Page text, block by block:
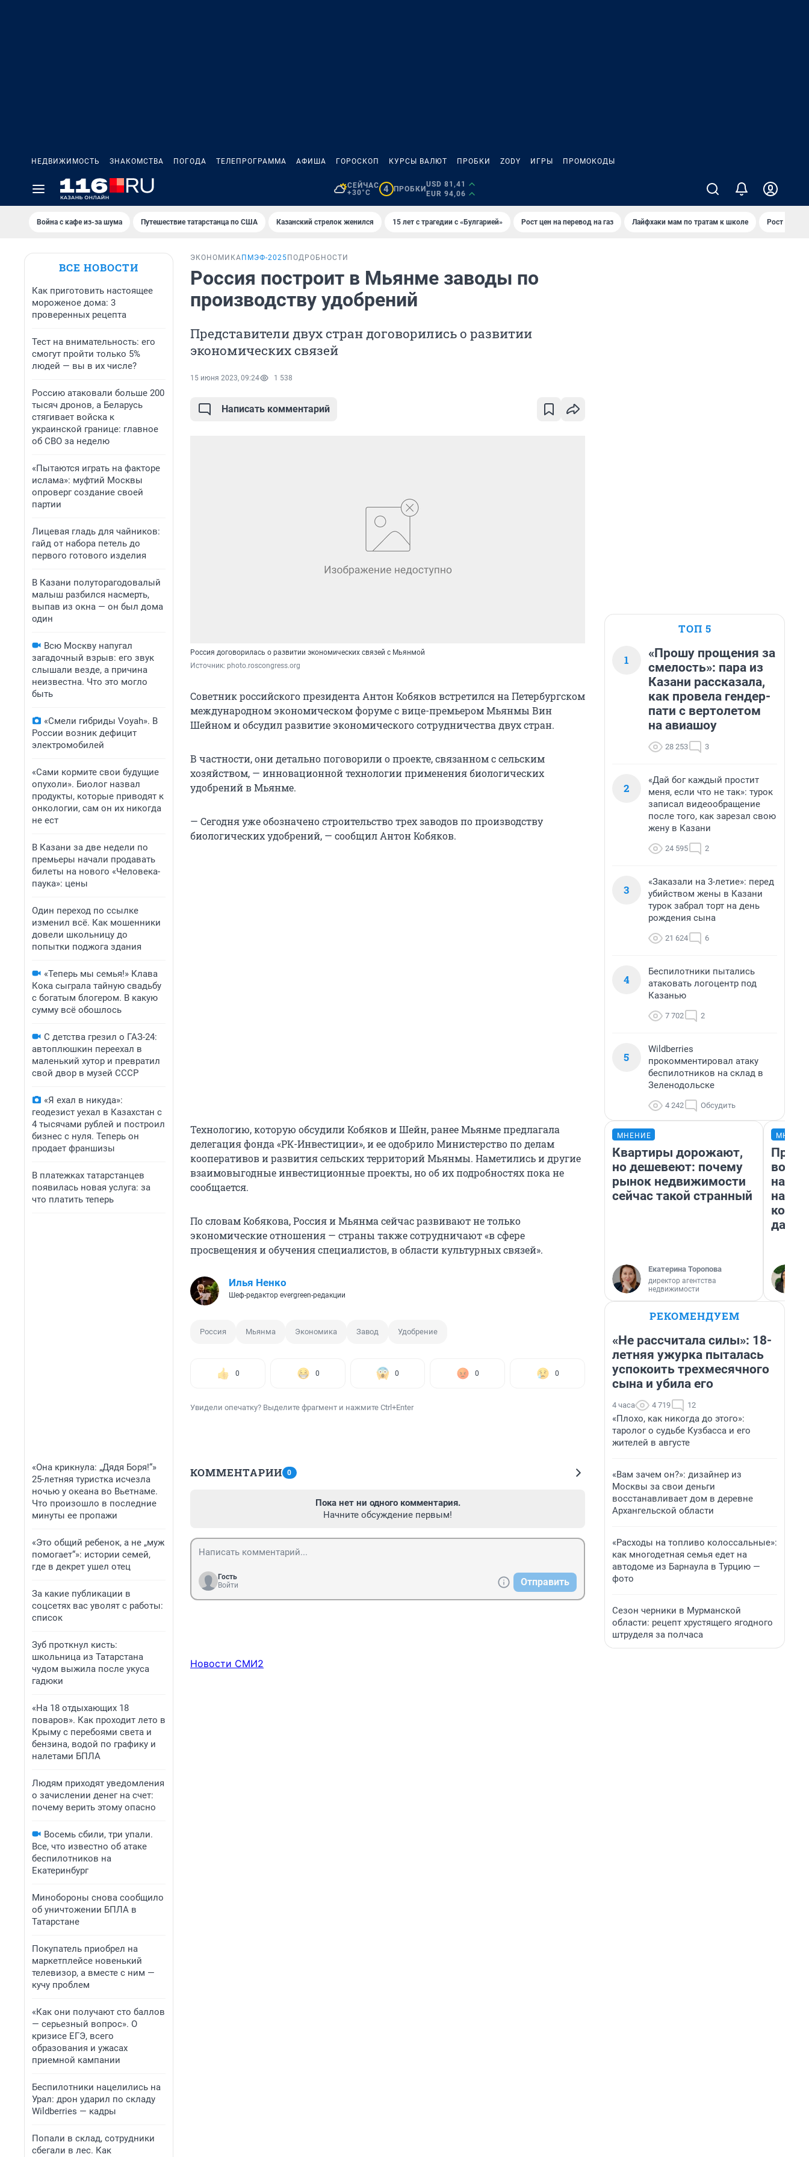
НЕДВИЖИМОСТЬ ЗНАКОМСТВА ПОГОДА ТЕЛЕПРОГРАММА АФИША ГОРОСКОП КУРСЫ ВАЛЮТ ПРОБКИ ZODY ИГРЫ ПРОМОКОДЫ
СЕЙЧАС
+30°C
4 ПРОБКИ
USD 81,41
EUR 94,06
Война с кафе из-за шума Путешествие татарстанца по США Казанский стрелок женился 15 лет с трагедии с «Булгарией» Рост цен на перевод на газ Лайфхаки мам по тратам к школе Рост цен на
ВСЕ НОВОСТИ
Как приготовить настоящее
мороженое дома: 3
проверенных рецепта
Тест на внимательность: его
смогут пройти только 5%
людей — вы в их числе?
Россию атаковали больше 200
тысяч дронов, а Беларусь
стягивает войска к
украинской границе: главное
об СВО за неделю
«Пытаются играть на факторе
ислама»: муфтий Москвы
опроверг создание своей
партии
Лицевая гладь для чайников:
гайд от набора петель до
первого готового изделия
В Казани полуторагодовалый
малыш разбился насмерть,
выпав из окна — он был дома
один
Всю Москву напугал
загадочный взрыв: его звук
слышали везде, а причина
неизвестна. Что это могло
быть
«Смели гибриды Voyah». В
России возник дефицит
электромобилей
«Сами кормите свои будущие
опухоли». Биолог назвал
продукты, которые приводят к
онкологии, сам он их никогда
не ест
В Казани за две недели по
премьеры начали продавать
билеты на нового «Человека-
паука»: цены
Один переход по ссылке
изменил всё. Как мошенники
довели школьницу до
попытки поджога здания
«Теперь мы семья!» Клава
Кока сыграла тайную свадьбу
с богатым блогером. В какую
сумму всё обошлось
С детства грезил о ГАЗ-24:
автоплюшкин переехал в
маленький хутор и превратил
свой двор в музей СССР
«Я ехал в никуда»:
геодезист уехал в Казахстан с
4 тысячами рублей и построил
бизнес с нуля. Теперь он
продает франшизы
В платежках татарстанцев
появилась новая услуга: за
что платить теперь
«Она крикнула: „Дядя Боря!“»
25-летняя туристка исчезла
ночью у океана во Вьетнаме.
Что произошло в последние
минуты ее пропажи
«Это общий ребенок, а не „муж
помогает“»: истории семей,
где в декрет ушел отец
За какие публикации в
соцсетях вас уволят с работы:
список
Зуб проткнул кисть:
школьница из Татарстана
чудом выжила после укуса
гадюки
«На 18 отдыхающих 18
поваров». Как проходит лето в
Крыму с перебоями света и
бензина, водой по графику и
налетами БПЛА
Людям приходят уведомления
о зачислении денег на счет:
почему верить этому опасно
Восемь сбили, три упали.
Все, что известно об атаке
беспилотников на
Екатеринбург
Минобороны снова сообщило
об уничтожении БПЛА в
Татарстане
Покупатель приобрел на
маркетплейсе новенький
телевизор, а вместе с ним —
кучу проблем
«Как они получают сто баллов
— серьезный вопрос». О
кризисе ЕГЭ, всего
образования и ужасах
приемной кампании
Беспилотники нацелились на
Урал: дрон ударил по складу
Wildberries — кадры
Попали в склад, сотрудники
сбегали в лес. Как
ЭКОНОМИКА ПМЭФ-2025 ПОДРОБНОСТИ
Россия построит в Мьянме заводы по
производству удобрений
Представители двух стран договорились о развитии
экономических связей
15 июня 2023, 09:24 1 538
Написать комментарий
Россия договорилась о развитии экономических связей с Мьянмой
Источник: photo.roscongress.org
Советник российского президента Антон Кобяков встретился на Петербургском
международном экономическом форуме с вице-премьером Мьянмы Вин
Шейном и обсудил развитие экономического сотрудничества двух стран.
В частности, они детально поговорили о проекте, связанном с сельским
хозяйством, — инновационной технологии применения биологических
удобрений в Мьянме.
— Сегодня уже обозначено строительство трех заводов по производству
биологических удобрений, — сообщил Антон Кобяков.
Технологию, которую обсудили Кобяков и Шейн, ранее Мьянме предлагала
делегация фонда «РК-Инвестиции», и ее одобрило Министерство по делам
кооперативов и развития сельских территорий Мьянмы. Наметились и другие
взаимовыгодные инвестиционные проекты, но об их подробностях пока не
сообщается.
По словам Кобякова, Россия и Мьянма сейчас развивают не только
экономические отношения — страны также сотрудничают «в сфере
просвещения и обучения специалистов, в области культурных связей».
Илья Ненко
Шеф-редактор evergreen-редакции
Россия Мьянма Экономика Завод Удобрение
0 0 0 0 0
Увидели опечатку? Выделите фрагмент и нажмите Ctrl+Enter
КОММЕНТАРИИ 0
Пока нет ни одного комментария.
Начните обсуждение первым!
Гость
Войти
Отправить
Новости СМИ2
ТОП 5
1
«Прошу прощения за
смелость»: пара из
Казани рассказала,
как провела гендер-
пати с вертолетом
на авиашоу
28 253 3
2
«Дай бог каждый простит
меня, если что не так»: турок
записал видеообращение
после того, как зарезал свою
жену в Казани
24 595 2
3
«Заказали на 3-летие»: перед
убийством жены в Казани
турок забрал торт на день
рождения сына
21 624 6
4
Беспилотники пытались
атаковать логоцентр под
Казанью
7 702 2
5
Wildberries
прокомментировал атаку
беспилотников на склад в
Зеленодольске
4 242 Обсудить
МНЕНИЕ
Квартиры дорожают,
но дешевеют: почему
рынок недвижимости
сейчас такой странный
Екатерина Торопова
директор агентства
недвижимости
нам
даже
РЕКОМЕНДУЕМ
«Не рассчитала силы»: 18-
летняя ужурка пыталась
успокоить трехмесячного
сына и убила его
4 часа 4 719 12
«Плохо, как никогда до этого»:
таролог о судьбе Кузбасса и его
жителей в августе
«Вам зачем он?»: дизайнер из
Москвы за свои деньги
восстанавливает дом в деревне
Архангельской области
«Расходы на топливо колоссальные»:
как многодетная семья едет на
автодоме из Барнаула в Турцию —
фото
Сезон черники в Мурманской
области: рецепт хрустящего ягодного
штруделя за полчаса